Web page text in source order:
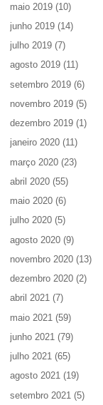
maio 2019 (10)
junho 2019 (14)
julho 2019 (7)
agosto 2019 (11)
setembro 2019 (6)
novembro 2019 (5)
dezembro 2019 (1)
janeiro 2020 (11)
março 2020 (23)
abril 2020 (55)
maio 2020 (6)
julho 2020 (5)
agosto 2020 (9)
novembro 2020 (13)
dezembro 2020 (2)
abril 2021 (7)
maio 2021 (59)
junho 2021 (79)
julho 2021 (65)
agosto 2021 (19)
setembro 2021 (5)